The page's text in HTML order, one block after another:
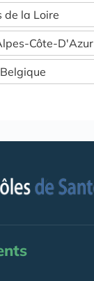
de la Loire
Côte-D'Azur
Belgique